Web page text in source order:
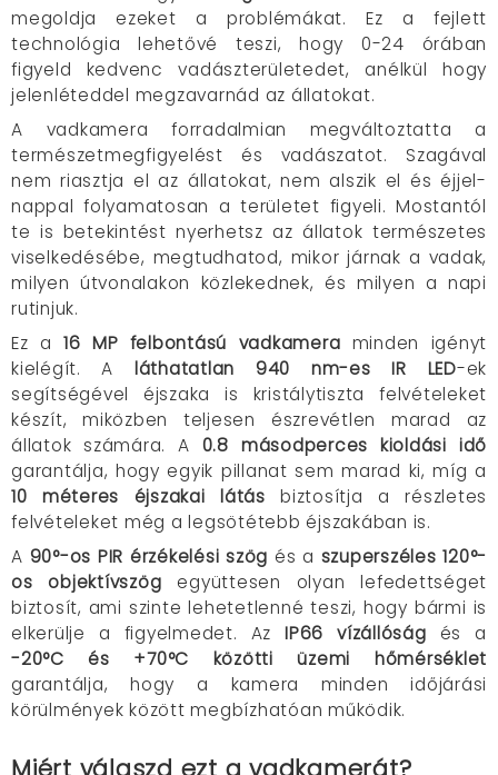
megoldja ezeket a problémákat. Ez a fejlett
technológia lehetővé teszi, hogy 0-24 órában
figyeld kedvenc vadászterületedet, anélkül hogy
jelenléteddel megzavarnád az állatokat.
A vadkamera forradalmian megváltoztatta a
természetmegfigyelést és vadászatot. Szagával
nem riasztja el az állatokat, nem alszik el és éjjel-
nappal folyamatosan a területet figyeli. Mostantól
te is betekintést nyerhetsz az állatok természetes
viselkedésébe, megtudhatod, mikor járnak a vadak,
milyen útvonalakon közlekednek, és milyen a napi
rutinjuk.
Ez a 16 MP felbontású vadkamera minden igényt
kielégít. A láthatatlan 940 nm-es IR LED-ek
segítségével éjszaka is kristálytiszta felvételeket
készít, miközben teljesen észrevétlen marad az
állatok számára. A 0.8 másodperces kioldási idő
garantálja, hogy egyik pillanat sem marad ki, míg a
10 méteres éjszakai látás biztosítja a részletes
felvételeket még a legsötétebb éjszakában is.
A 90°-os PIR érzékelési szög és a szuperszéles 120°-
os objektívszög együttesen olyan lefedettséget
biztosít, ami szinte lehetetlenné teszi, hogy bármi is
elkerülje a figyelmedet. AzIP66 vízállóság és a
-20°C és +70°C közötti üzemi hőmérséklet
garantálja, hogy a kamera minden időjárási
körülmények között megbízhatóan működik.